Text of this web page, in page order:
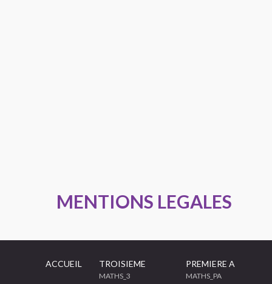
MENTIONS LEGALES
ACCUEIL TROISIEME
MATHS_3
PREMIERE A
MATHS_PA